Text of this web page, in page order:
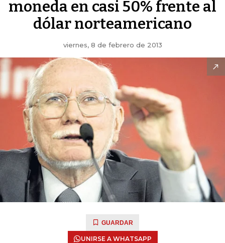
moneda en casi 50% frente al
dólar norteamericano
viernes, 8 de febrero de 2013
GUARDAR
UNIRSE A WHATSAPP